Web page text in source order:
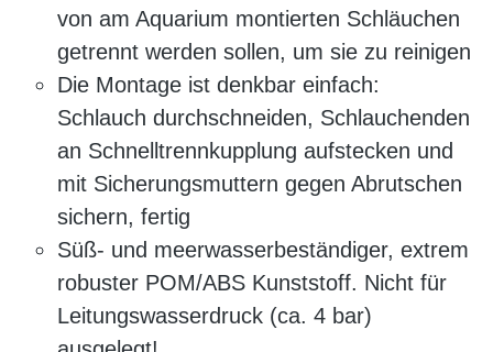
von am Aquarium montierten Schläuchen
getrennt werden sollen, um sie zu reinigen
Die Montage ist denkbar einfach:
Schlauch durchschneiden, Schlauchenden
an Schnelltrennkupplung aufstecken und
mit Sicherungsmuttern gegen Abrutschen
sichern, fertig
Süß- und meerwasserbeständiger, extrem
robuster POM/ABS Kunststoff. Nicht für
Leitungswasserdruck (ca. 4 bar)